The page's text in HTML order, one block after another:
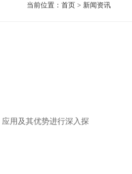
当前位置：首页 > 联系我们
当前位置： 首页 > 新闻资讯
用及其优势进行深入探